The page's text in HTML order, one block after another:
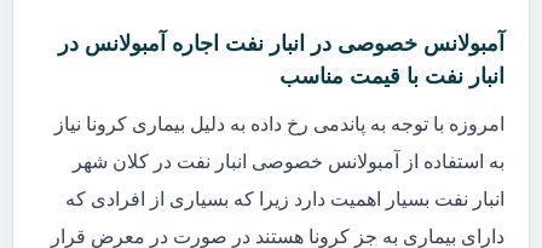
آمبولانس خصوصی در انبار نفت اجاره آمبولانس در
انبار نفت با قیمت مناسب
امروزه با توجه به پاندمی رخ داده به دلیل بیماری کرونا نیاز
به استفاده از آمبولانس خصوصی انبار نفت در کلان شهر
انبار نفت بسیار اهمیت دارد زیرا که بسیاری از افرادی که
دارای بیماری به جز کرونا هستند در صورت در معرض قرار